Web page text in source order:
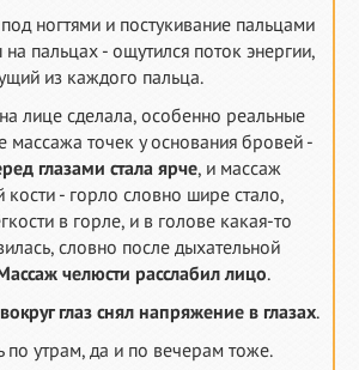
ногтями и постукивание пальцами
пальцах - ощутился поток энергии,
из каждого пальца.
лице сделала, особенно реальные
точек у основания бровей -
глазами стала ярче, и массаж
кости - горло словно шире стало,
в горле, и в голове какая-то
словно после дыхательной
челюсти расслабил лицо.
глаз снял напряжение в глазах.
по утрам, да и по вечерам тоже.